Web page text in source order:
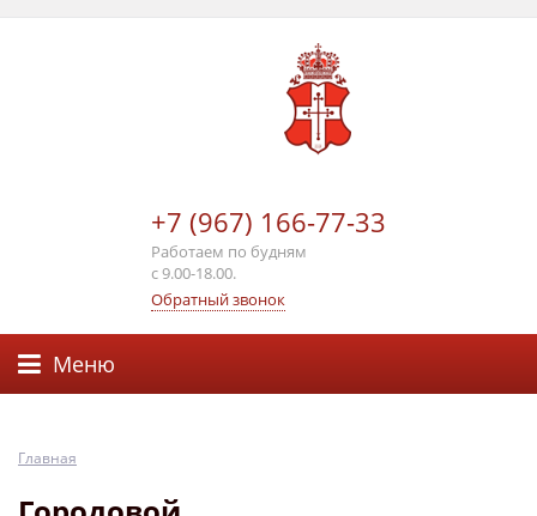
+7 (967) 166-77-33
Работаем по будням
с 9.00-18.00.
Обратный звонок
Меню
Главная